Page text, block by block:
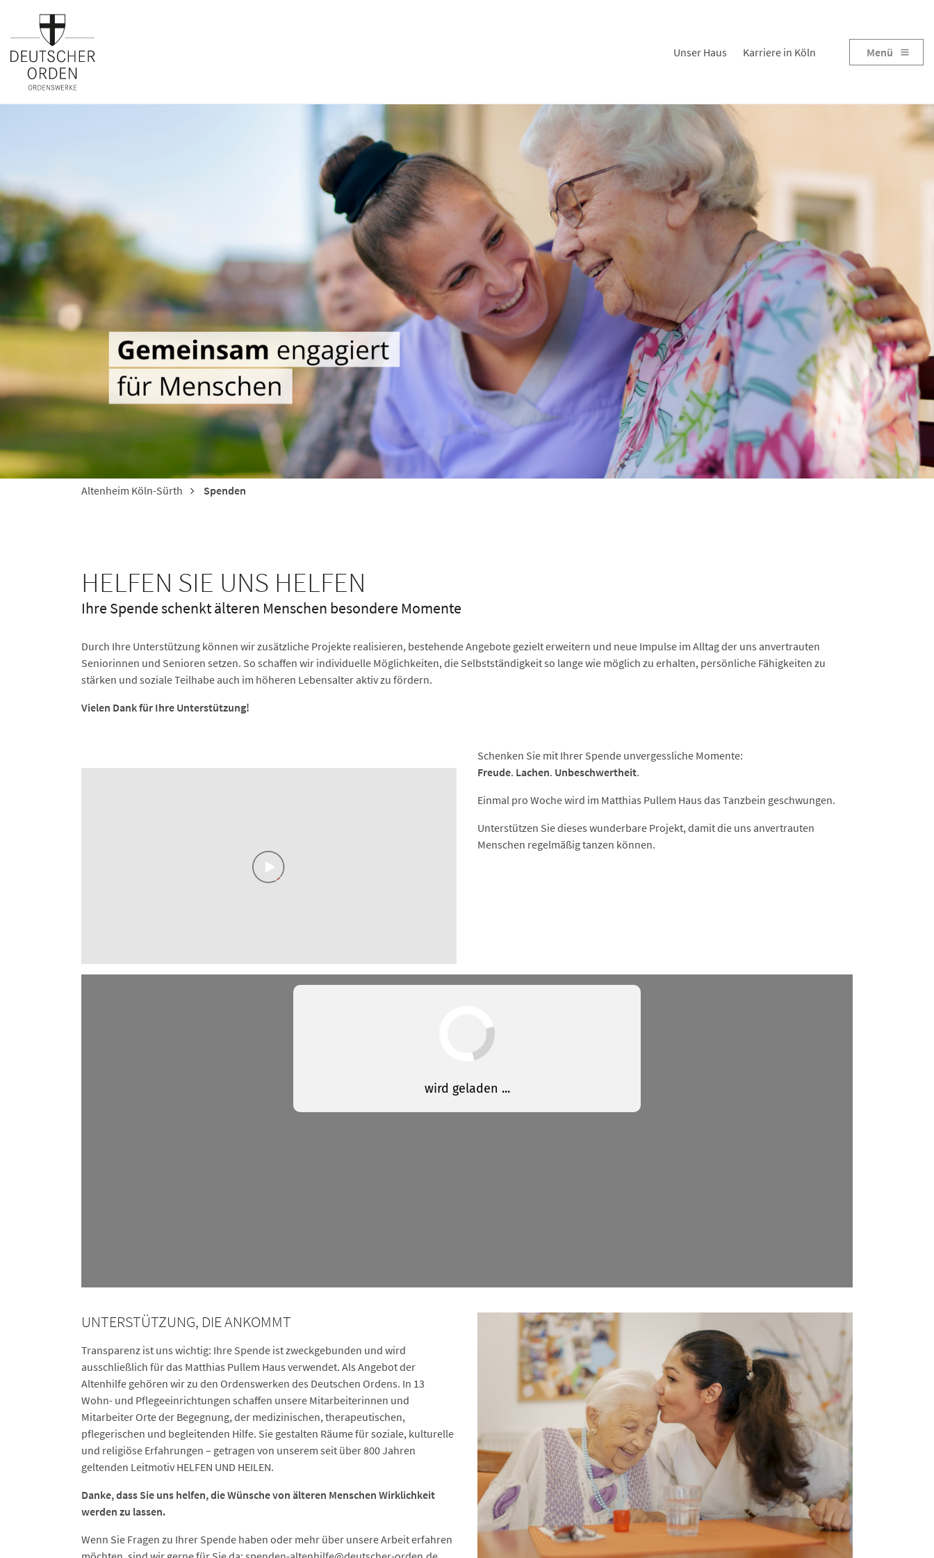
Unser Haus Karriere in Köln Menü
Altenheim Köln-Sürth Spenden
HELFEN SIE UNS HELFEN
Ihre Spende schenkt älteren Menschen besondere Momente
Durch Ihre Unterstützung können wir zusätzliche Projekte realisieren, bestehende Angebote gezielt erweitern und neue Impulse im Alltag der uns anvertrauten
Seniorinnen und Senioren setzen. So schaffen wir individuelle Möglichkeiten, die Selbstständigkeit so lange wie möglich zu erhalten, persönliche Fähigkeiten zu
stärken und soziale Teilhabe auch im höheren Lebensalter aktiv zu fördern.
Vielen Dank für Ihre Unterstützung!
Schenken Sie mit Ihrer Spende unvergessliche Momente:
Freude. Lachen. Unbeschwertheit.
Einmal pro Woche wird im Matthias Pullem Haus das Tanzbein geschwungen.
Unterstützen Sie dieses wunderbare Projekt, damit die uns anvertrauten
Menschen regelmäßig tanzen können.
UNTERSTÜTZUNG, DIE ANKOMMT
Transparenz ist uns wichtig: Ihre Spende ist zweckgebunden und wird
ausschließlich für das Matthias Pullem Haus verwendet. Als Angebot der
Altenhilfe gehören wir zu den Ordenswerken des Deutschen Ordens. In 13
Wohn- und Pflegeeinrichtungen schaffen unsere Mitarbeiterinnen und
Mitarbeiter Orte der Begegnung, der medizinischen, therapeutischen,
pflegerischen und begleitenden Hilfe. Sie gestalten Räume für soziale, kulturelle
und religiöse Erfahrungen – getragen von unserem seit über 800 Jahren
geltenden Leitmotiv HELFEN UND HEILEN.
Danke, dass Sie uns helfen, die Wünsche von älteren Menschen Wirklichkeit
werden zu lassen.
Wenn Sie Fragen zu Ihrer Spende haben oder mehr über unsere Arbeit erfahren